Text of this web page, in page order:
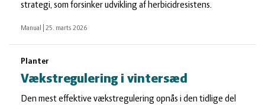
strategi, som forsinker udvikling af herbicidresistens.
Manual 25. marts 2026
Planter
Vækstregulering i vintersæd
Den mest eﬀektive vækstregulering opnås i den tidlige del